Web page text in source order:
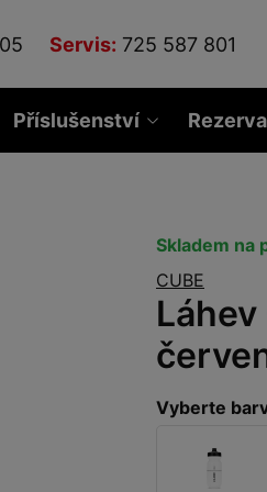
Servis: 725 587 801
Příslušenství
Skladem na
CUBE
Vyberte